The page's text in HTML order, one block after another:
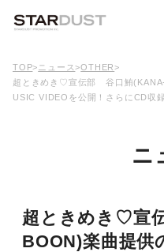
TOP> ニュース>OTHER>
超ときめき♡宣伝部 谷口鮪
USIC VIDEOを公開！さらにCD収
ニ
超ときめき♡宣
BOON)楽曲提供